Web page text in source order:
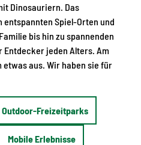
Dinosauriern. Das
Spiel-Orten und
bis hin zu spannenden
jeden Alters. Am
aus. Wir haben sie für
Outdoor-Freizeitparks
Mobile Erlebnisse